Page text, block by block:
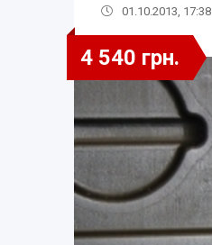
01.10.2013, 17:38
4 540 грн.